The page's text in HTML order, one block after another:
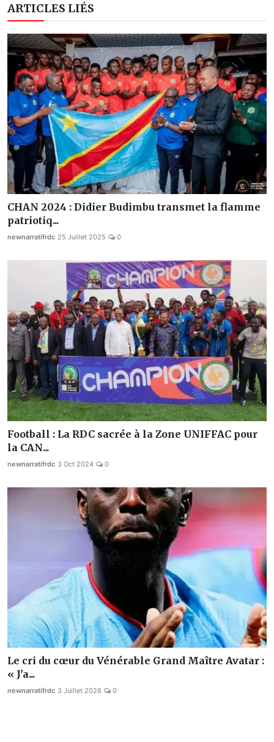
ARTICLES LIÉS
CHAN 2024 : Didier Budimbu transmet la flamme
patriotiq...
newnarratifrdc 25 Juillet 2025 0
Football : La RDC sacrée à la Zone UNIFFAC pour
la CAN...
newnarratifrdc 3 Oct 2024 0
Le cri du cœur du Vénérable Grand Maître Avatar :
« J'a...
newnarratifrdc 3 Juillet 2026 0